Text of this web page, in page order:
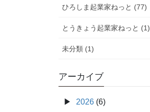
ひろしま起業家ねっと (77)
とうきょう起業家ねっと (1)
未分類 (1)
アーカイブ
2026 (6)